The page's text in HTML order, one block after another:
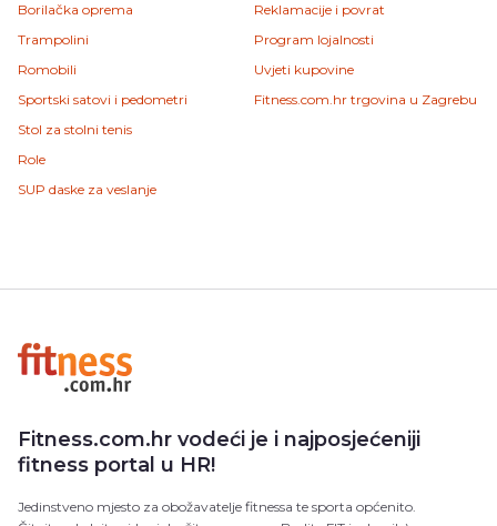
Borilačka oprema
Trampolini
Romobili
Sportski satovi i pedometri
Stol za stolni tenis
Role
SUP daske za veslanje
Reklamacije i povrat
Program lojalnosti
Uvjeti kupovine
Fitness.com.hr trgovina u Zagrebu
Fitness.com.hr vodeći je i najposjećeniji
fitness portal u HR!
Jedinstveno mjesto za obožavatelje fitnessa te sporta općenito.